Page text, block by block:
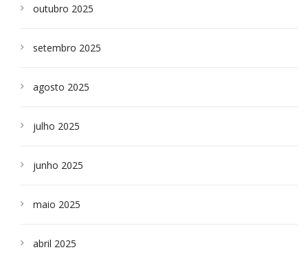
outubro 2025
setembro 2025
agosto 2025
julho 2025
junho 2025
maio 2025
abril 2025